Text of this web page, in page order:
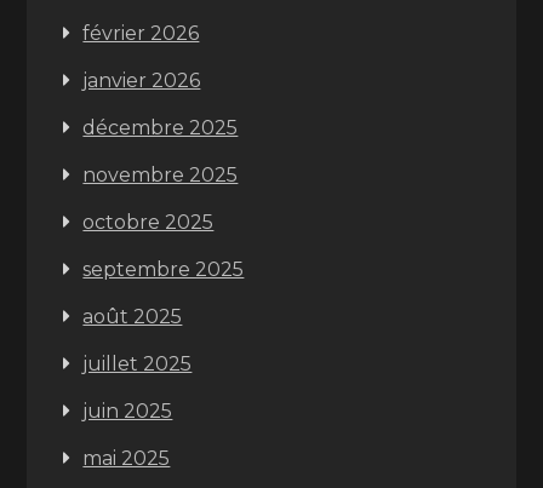
février 2026
janvier 2026
décembre 2025
novembre 2025
octobre 2025
septembre 2025
août 2025
juillet 2025
juin 2025
mai 2025